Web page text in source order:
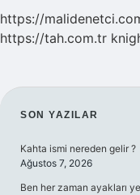
https://
https://tah.com.tr
SON YAZILAR
Kahta ismi nereden gelir ?
Ağustos 7, 2026
Ben her zaman ayakları